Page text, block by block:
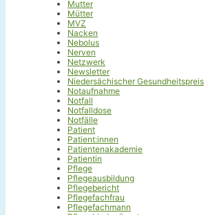
Mutter
Mütter
MVZ
Nacken
Nebolus
Nerven
Netzwerk
Newsletter
Niedersächischer Gesundheitspreis
Notaufnahme
Notfall
Notfalldose
Notfälle
Patient
Patient:innen
Patientenakademie
Patientin
Pflege
Pflegeausbildung
Pflegebericht
Pflegefachfrau
Pflegefachmann